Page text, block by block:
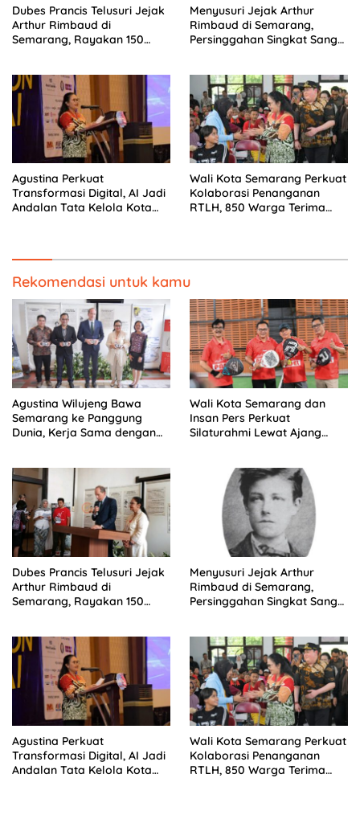
Dubes Prancis Telusuri Jejak
Arthur Rimbaud di
Semarang, Rayakan 150
Menyusuri Jejak Arthur
Rimbaud di Semarang,
Persinggahan Singkat Sang
Agustina Perkuat
Transformasi Digital, AI Jadi
Andalan Tata Kelola Kota
Wali Kota Semarang Perkuat
Kolaborasi Penanganan
RTLH, 850 Warga Terima
Rekomendasi untuk kamu
Agustina Wilujeng Bawa
Semarang ke Panggung
Dunia, Kerja Sama dengan
Wali Kota Semarang dan
Insan Pers Perkuat
Silaturahmi Lewat Ajang
Dubes Prancis Telusuri Jejak
Arthur Rimbaud di
Semarang, Rayakan 150
Menyusuri Jejak Arthur
Rimbaud di Semarang,
Persinggahan Singkat Sang
Agustina Perkuat
Transformasi Digital, AI Jadi
Andalan Tata Kelola Kota
Wali Kota Semarang Perkuat
Kolaborasi Penanganan
RTLH, 850 Warga Terima